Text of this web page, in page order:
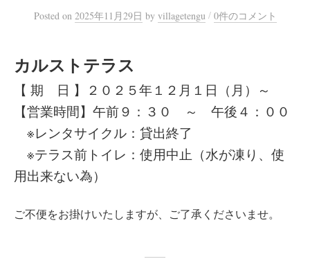
Posted on 2025年11月29日 by villagetengu / 0件のコメント
カルストテラス
【 期 日 】２０２５年１２月１日（月）～
【営業時間】午前９：３０ ～ 午後４：００
※レンタサイクル：貸出終了
※テラス前トイレ：使用中止（水が凍り、使
用出来ない為）
ご不便をお掛けいたしますが、ご了承くださいませ。